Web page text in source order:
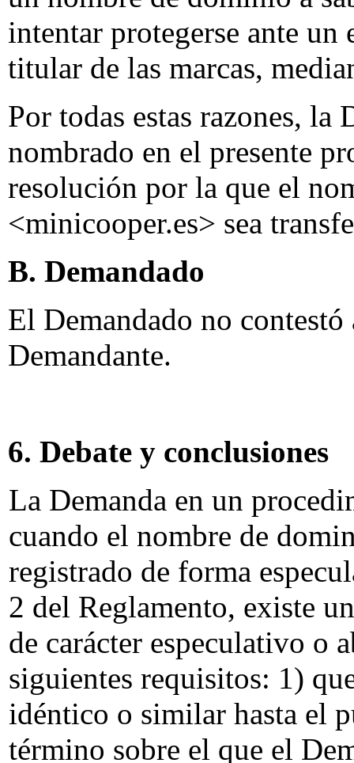
intentar protegerse ante
titular de las marcas,
Por todas estas razones,
nombrado en el presente
resolución por la que el
<minicooper.es> sea
B. Demandado
El Demandado no contestó
Demandante.
6. Debate y conclusiones
La Demanda en un
cuando el nombre de
registrado de forma
2 del Reglamento, existe
de carácter especulativo o
siguientes requisitos: 1)
idéntico o similar hasta el
término sobre el que el